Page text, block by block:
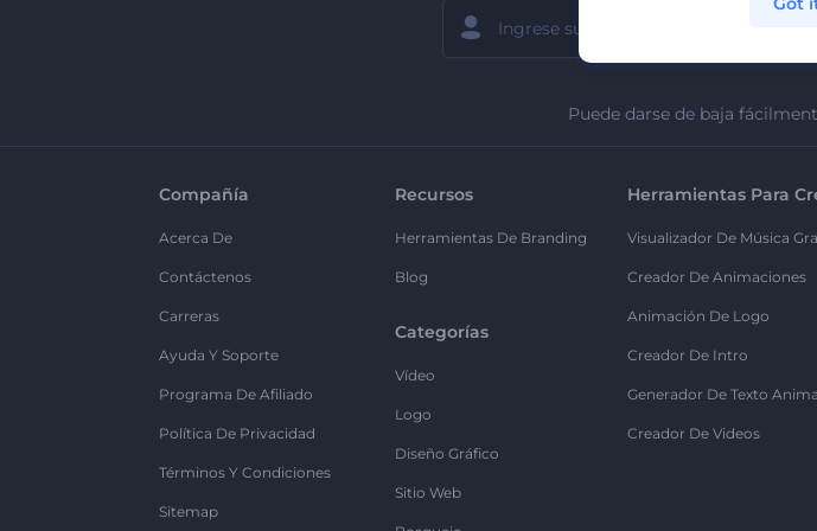
Puede darse de baja
Compañía
Acerca De
Contáctenos
Carreras
Ayuda Y Soporte
Programa De Afiliado
Política De Privacidad
Términos Y Condiciones
Sitemap
Recursos
Herramientas De Branding
Blog
Categorías
Vídeo
Logo
Diseño Gráfico
Sitio Web
Herramientas Para
Visualizador De Música
Creador De Animaciones
Animación De Logo
Creador De Intro
Generador De Texto
Creador De Videos